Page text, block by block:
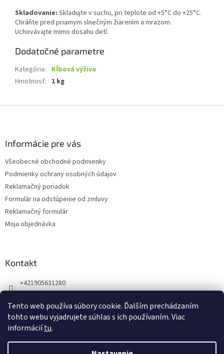
Tento web používa súbory cookie. Ďalším prechádzaním
tohto webu vyjadrujete súhlas s ich používaním. Viac
informáciítu.
Skladovanie: Skladujte v suchu, pri teplote od +5°C do +25°C.
Chráňte pred priamym slnečným žiarením a mrazom.
Uchovávajte mimo dosahu detí.
Dodatočné parametre
Kategória:
Kĺbová výživa
Hmotnosť: 1 kg
Informácie pre vás
Všeobecné obchodné podmienky
Podmienky ochrany osobných údajov
Reklamačný poriadok
Formulár na odstúpenie od zmluvy
Reklamačný formulár
Moja objednávka
Kontakt
+421905631280
123zdravie.sk/